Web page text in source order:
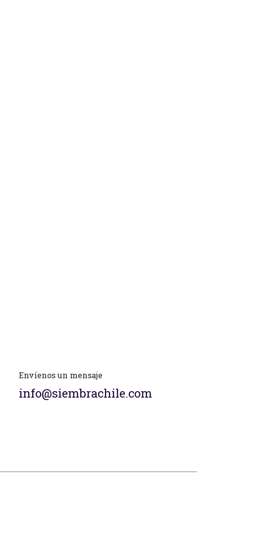
Envíenos un mensaje
info@siembrachile.com